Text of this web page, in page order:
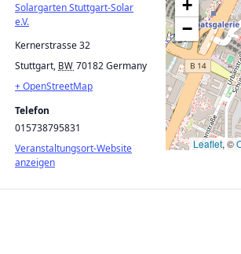
Solargarten Stuttgart-Solar
e.V.
Kernerstrasse 32
Stuttgart, BW 70182Germany
+ OpenStreetMap
Telefon
015738795831
Veranstaltungsort-Website
anzeigen
+
−
Leaflet, ©